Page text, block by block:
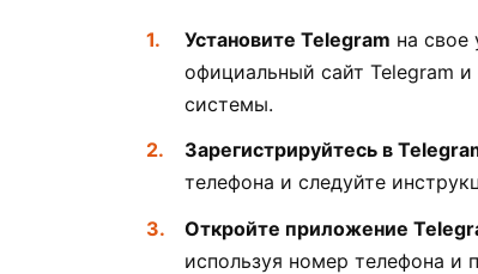
Установите Telegram на свое
официальный сайт Telegram
системы.
Зарегистрируйтесь в
телефона и следуйте
Откройте приложение
используя номер телефона и